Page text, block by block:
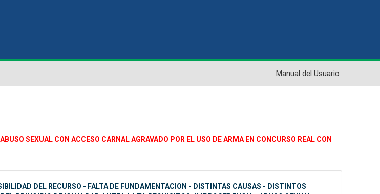
Manual del Usuario
SEXUAL CON ACCESO CARNAL AGRAVADO POR EL USO DE ARMA EN CONCURSO REAL CON
DEL RECURSO - FALTA DE FUNDAMENTACION - DISTINTAS CAUSAS - DISTINTOS